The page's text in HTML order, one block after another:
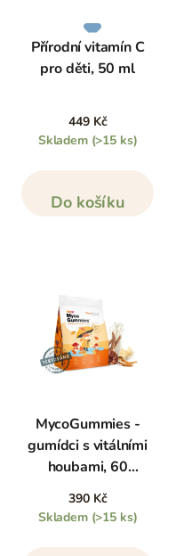
Přírodní vitamín C
pro děti, 50 ml
449 Kč
Skladem (>15 ks)
Do košíku
MycoGummies -
gumídci s vitálními
houbami, 60
bonbonů
390 Kč
Skladem (>15 ks)